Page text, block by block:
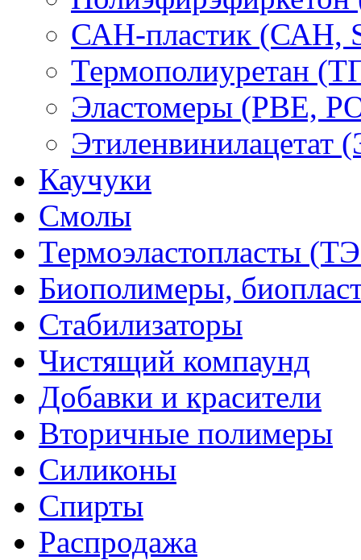
САН-пластик (САН,
Термополиуретан
Эластомеры (PBE,
Этиленвинилацетат
Каучуки
Смолы
Термоэластопласты
Биополимеры,
Стабилизаторы
Чистящий компаунд
Добавки и красители
Вторичные полимеры
Силиконы
Спирты
Распродажа